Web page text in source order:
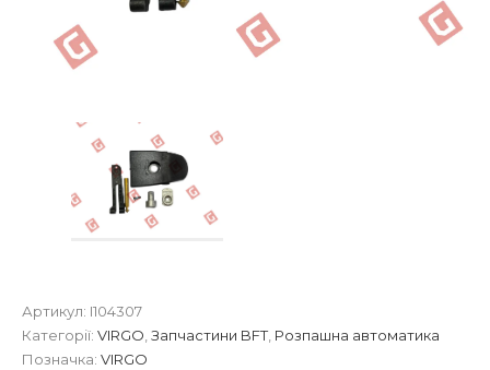
Артикул: I104307
Категорії: VIRGO,Запчастини BFT, Розпашна автоматика
Позначка: VIRGO